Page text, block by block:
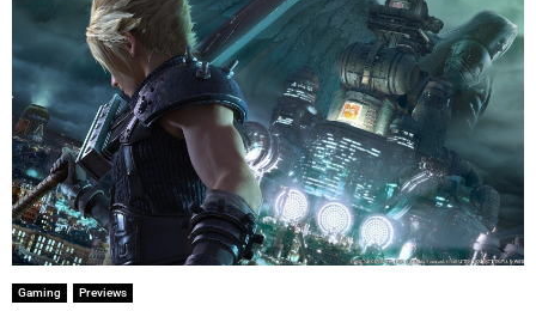
Gaming Previews